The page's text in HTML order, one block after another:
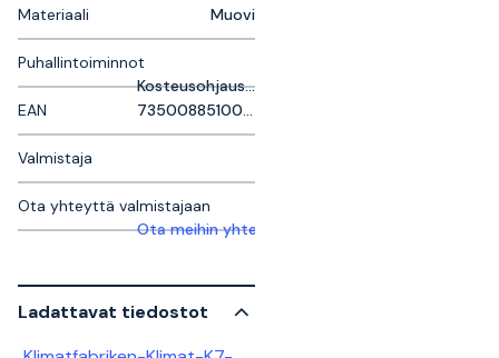
Materiaali Muovi
Puhallintoiminnot
Kosteusohjaus, Kylmäritiäl, Läsnäoloanturi, Tuuletustoiminto
EAN
Valmistaja
Ota yhteyttä valmistajaan
Ota meihin yhteyttä saadaksesi lisätietoja
Ladattavat tiedostot